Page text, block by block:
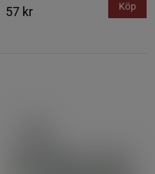
57 kr Köp